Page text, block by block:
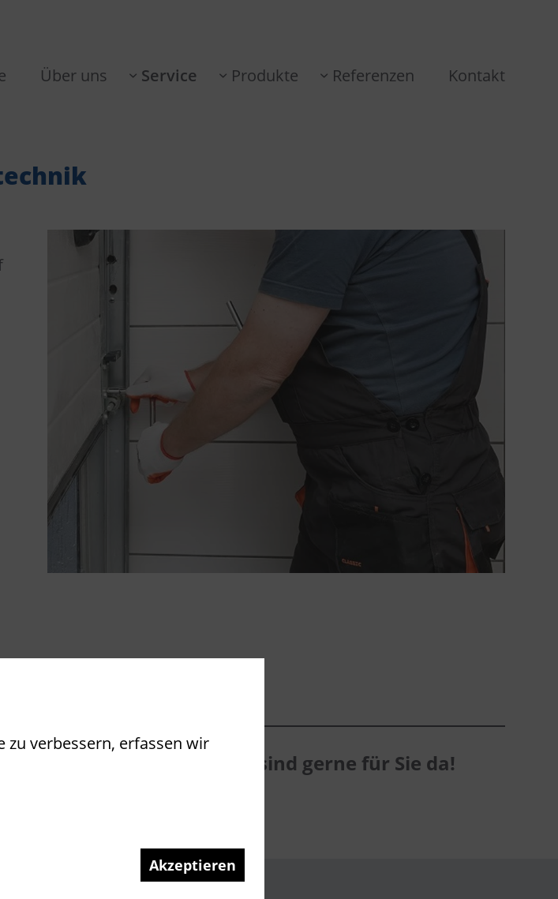
Über uns Service Produkte Referenzen Kontakt
zu uns auf. Wir sind gerne für Sie da!
aufnehmen
zu verbessern, erfassen wir
Akzeptieren